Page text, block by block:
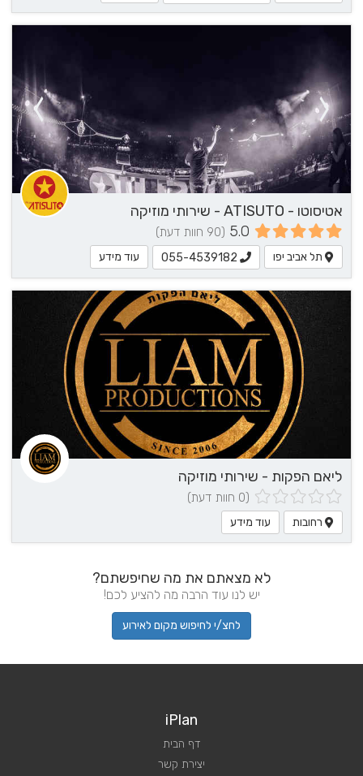
אטיסוטו - ATISUTO - שירותי מוזיקה
5.0 (90 חוות דעת)
תל אביב יפו 055-4539182 עוד מידע
ליאם הפקות - שירותי מוזיקה
(0 חוות דעת)
רחובות עוד מידע
לא מצאתם את מה שחיפשתם?
יש לנו עוד הרבה מה להציע לכם!
לחצ/י לחיפוש מקום לאירוע
iPlan
דף הבית
יצירת קשר